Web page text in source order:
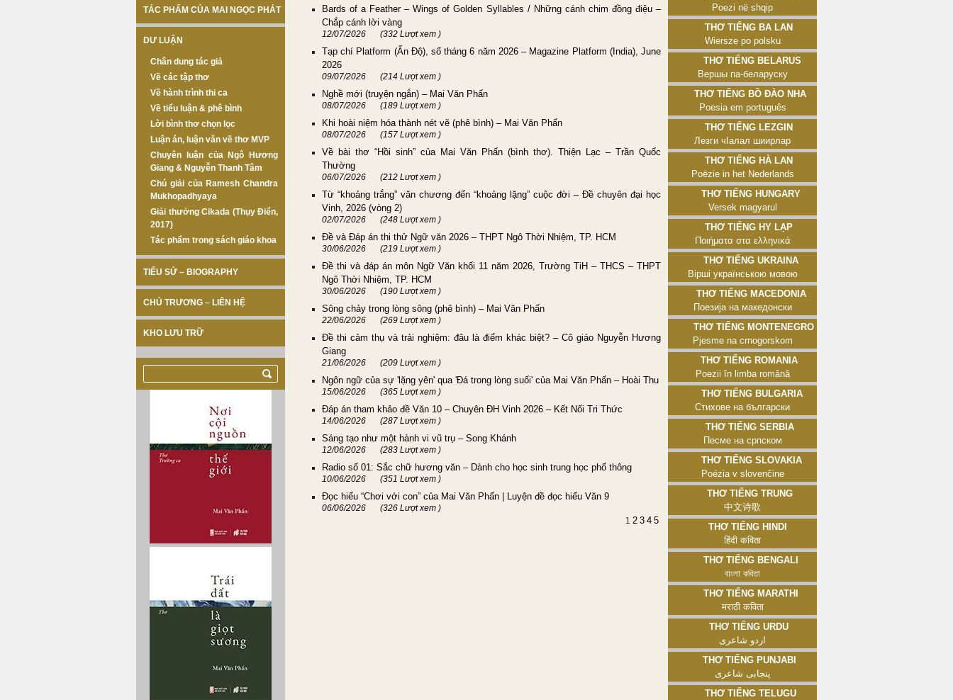
TÁC PHẨM CỦA MAI NGỌC PHÁT
DƯ LUẬN
Chân dung tác giả
Về các tập thơ
Về hành trình thi ca
Về tiểu luận & phê bình
Lời bình thơ chọn lọc
Luận án, luận văn về thơ MVP
Chuyên luận của Ngô Hương
Giang & Nguyễn Thanh Tâm
Chú giải của Ramesh Chandra
Mukhopadhyaya
Giải thưởng Cikada (Thụy Điển,
2017)
Tác phẩm trong sách giáo khoa
TIỂU SỬ – BIOGRAPHY
CHỦ TRƯƠNG – LIÊN HỆ
KHO LƯU TRỮ
Bards of a Feather – Wings of Golden Syllables / Những cánh chim đồng điệu –
Chắp cánh lời vàng
12/07/2026 (332 Lượt xem )
Tạp chí Platform (Ấn Độ), số tháng 6 năm 2026 – Magazine Platform (India), June
2026
09/07/2026 (214 Lượt xem )
Nghề mới (truyện ngắn) – Mai Văn Phấn
08/07/2026 (189 Lượt xem )
Khi hoài niệm hóa thành nét vẽ (phê bình) – Mai Văn Phấn
08/07/2026 (157 Lượt xem )
Về bài thơ “Hồi sinh” của Mai Văn Phấn (bình thơ). Thiện Lạc – Trần Quốc
Thường
06/07/2026 (212 Lượt xem )
Từ “khoảng trắng” văn chương đến “khoảng lặng” cuộc đời – Đề chuyên đại học
Vinh, 2026 (vòng 2)
02/07/2026 (248 Lượt xem )
Đề và Đáp án thi thử Ngữ văn 2026 – THPT Ngô Thời Nhiệm, TP. HCM
30/06/2026 (219 Lượt xem )
Đề thi và đáp án môn Ngữ Văn khối 11 năm 2026, Trường TiH – THCS – THPT
Ngô Thời Nhiệm, TP. HCM
30/06/2026 (190 Lượt xem )
Sông chảy trong lòng sông (phê bình) – Mai Văn Phấn
22/06/2026 (269 Lượt xem )
Đề thi cảm thụ và trải nghiệm: đâu là điểm khác biệt? – Cô giáo Nguyễn Hương
Giang
21/06/2026 (209 Lượt xem )
Ngôn ngữ của sự 'lặng yên' qua 'Đá trong lòng suối' của Mai Văn Phấn – Hoài Thu
15/06/2026 (365 Lượt xem )
Đáp án tham khảo đề Văn 10 – Chuyên ĐH Vinh 2026 – Kết Nối Tri Thức
14/06/2026 (287 Lượt xem )
Sáng tạo như một hành vi vũ trụ – Song Khánh
12/06/2026 (283 Lượt xem )
Radio số 01: Sắc chữ hương văn – Dành cho học sinh trung học phổ thông
10/06/2026 (351 Lượt xem )
Đọc hiểu “Chơi với con” của Mai Văn Phấn | Luyện đề đọc hiểu Văn 9
06/06/2026
(326 Lượt xem )
1 2 3 4 5
Poezi në shqip
Thơ tiếng Ba Lan
Wiersze po polsku
Thơ tiếng Belarus
Вершы па-беларуску
Thơ tiếng Bồ Đào Nha
Poesia em português
Thơ tiếng Lezgin
Лезги чӀалал шиирлар
Thơ tiếng Hà Lan
Poëzie in het Nederlands
Thơ tiếng Hungary
Versek magyarul
Thơ tiếng Hy Lạp
Ποιήματα στα ελληνικά
Thơ tiếng Ukraina
Вірші українською мовою
Thơ tiếng Macedonia
Поезија на македонски
Thơ tiếng Montenegro
Pjesme na crnogorskom
Thơ tiếng Romania
Poezii în limba română
Thơ tiếng Bulgaria
Стихове на български
Thơ tiếng Serbia
Песме на српском
Thơ tiếng Slovakia
Poézia v slovenčine
Thơ tiếng Trung
中文诗歌
Thơ tiếng Hindi
हिंदी कविता
Thơ tiếng Bengali
বাংলা কবিতা
Thơ tiếng Marathi
मराठी कविता
Thơ tiếng Urdu
اردو شاعری
Thơ tiếng Punjabi
پنجابی شاعری
Thơ tiếng Telugu